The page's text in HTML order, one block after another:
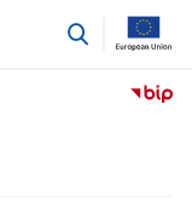
przejdź
Przejdź